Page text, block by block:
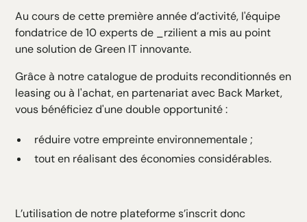
Au cours de cette première année d’activité, l'équipe
fondatrice de 10 experts de _rzilient a mis au point
une solution de Green IT innovante.
Grâce à notre catalogue de produits reconditionnés en
leasing ou à l'achat, en partenariat avec Back Market,
vous bénéficiez d'une double opportunité :
réduire votre empreinte environnementale ;
tout en réalisant des économies considérables.
L’utilisation de notre plateforme s’inscrit donc